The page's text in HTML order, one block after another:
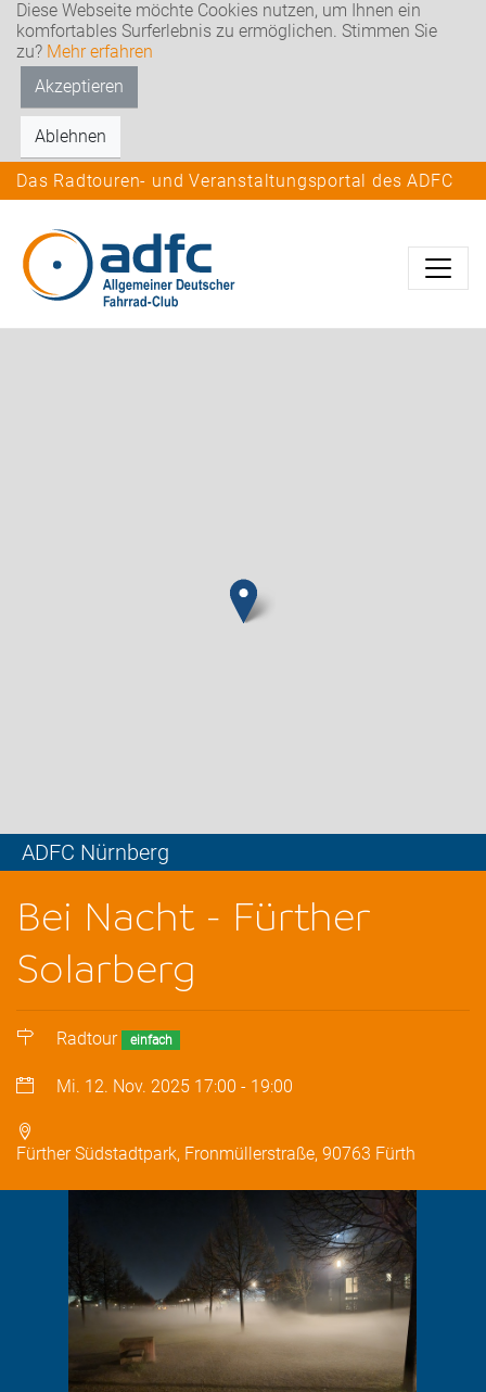
Diese Webseite möchte Cookies nutzen, um Ihnen ein
komfortables Surferlebnis zu ermöglichen. Stimmen Sie
zu? Mehr erfahren
Akzeptieren
Ablehnen
Das Radtouren- und Veranstaltungsportal des ADFC
ADFC Nürnberg
Bei Nacht - Fürther
Solarberg
Radtour einfach
Mi. 12. Nov. 2025 17:00 - 19:00
Fürther Südstadtpark, Fronmüllerstraße, 90763 Fürth